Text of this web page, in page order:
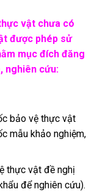
vật chưa có
được phép sử
mục đích đăng
nghiên cứu:
bảo vệ thực vật
mẫu khảo nghiệm,
thực vật đề nghị
để nghiên cứu).